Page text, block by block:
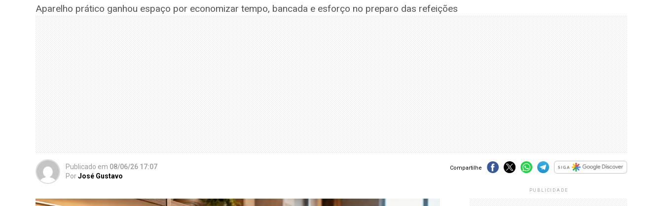
Aparelho prático ganhou espaço por economizar tempo, bancada e esforço no preparo das refeições
Publicado em 08/06/26 17:07
PorJosé Gustavo
Compartilhe
PUBLICIDADE